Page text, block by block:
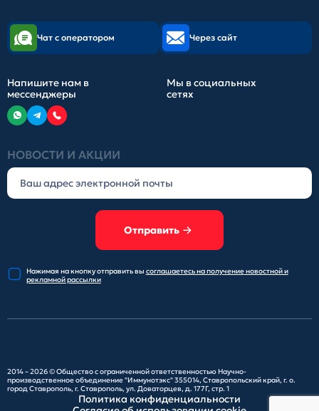
НОВОСТИ И АКЦИИ
Отправить
Нажимая на кнопку отправитьвы соглашаетесь на получениеновостной и
рекламной рассылки
Чат с оператором Через сайт
Напишите нам в
мессенджеры
Мы в социальных
сетях
2014 – 2026 ©Общество с ограниченной ответственностью Научно-
производственное объединение "Иммунотэкс"355014, Ставропольский край, г. о.
город Ставрополь, г. Ставрополь, ул. Доваторцев, д. 177Г, стр. 1
Политика конфиденциальности